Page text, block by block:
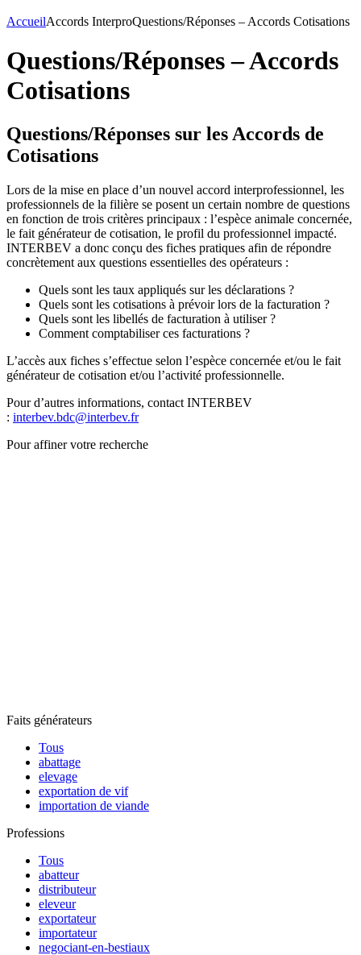
AccueilAccords InterproQuestions/Réponses – Accords Cotisations
Questions/Réponses – Accords
Cotisations
Questions/Réponses sur les Accords de
Cotisations
Lors de la mise en place d’un nouvel accord interprofessionnel, les
professionnels de la filière se posent un certain nombre de questions
en fonction de trois critères principaux : l’espèce animale concernée,
le fait générateur de cotisation, le profil du professionnel impacté.
INTERBEV a donc conçu des fiches pratiques afin de répondre
concrètement aux questions essentielles des opérateurs :
Quels sont les taux appliqués sur les déclarations ?
Quels sont les cotisations à prévoir lors de la facturation ?
Quels sont les libellés de facturation à utiliser ?
Comment comptabiliser ces facturations ?
L’accès aux fiches s’effectue selon l’espèce concernée et/ou le fait
générateur de cotisation et/ou l’activité professionnelle.
Pour d’autres informations, contact INTERBEV
: interbev.bdc@interbev.fr
Pour affiner votre recherche
Faits générateurs
Tous
abattage
elevage
exportation de vif
importation de viande
Professions
Tous
abatteur
distributeur
eleveur
exportateur
importateur
negociant-en-bestiaux